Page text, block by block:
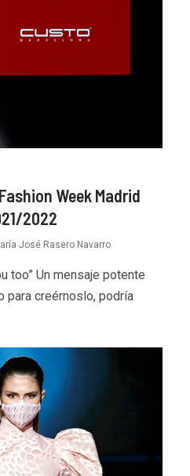
Week Madrid
2022
José Rasero Navarro
too” Un mensaje potente
para creérnoslo, podría